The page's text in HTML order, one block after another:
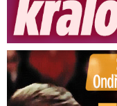
Splněný sen Ondřeje